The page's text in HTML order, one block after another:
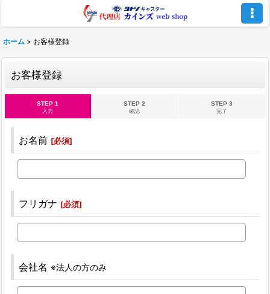
ホーム > お客様登録
お客様登録
STEP 1
入力
STEP 2
確認
STEP 3
完了
お名前 [必須]
フリガナ [必須]
会社名 ※法人の方のみ